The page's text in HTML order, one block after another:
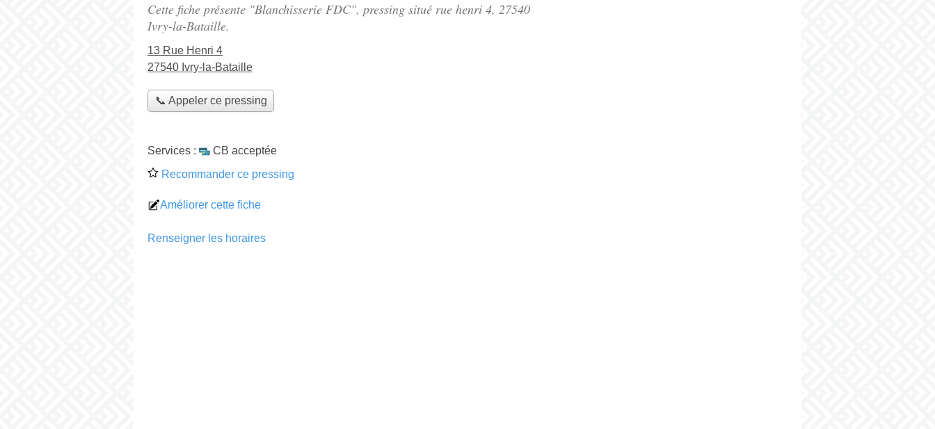
Cette fiche présente "Blanchisserie FDC", pressing situé rue henri 4, 27540
Ivry-la-Bataille.
13 Rue Henri 4
27540 Ivry-la-Bataille
📞 Appeler ce pressing
Services :
CB acceptée
Recommander ce pressing
Améliorer cette fiche
Renseigner les horaires